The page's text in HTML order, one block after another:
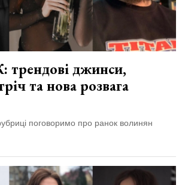
трендові джинси,
та нова розвага
поговоримо про ранок волинян